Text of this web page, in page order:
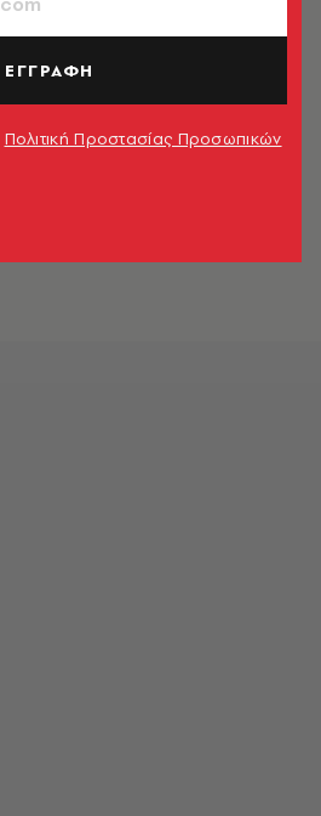
ΕΓΓΡΑΦΗ
Πολιτική Προστασίας Προσωπικών